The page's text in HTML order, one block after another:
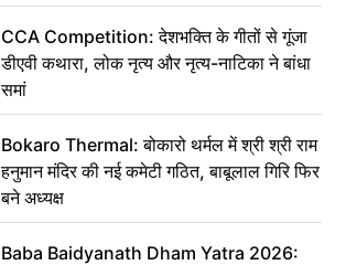
CCA Competition: देशभक्ति के गीतों से गूंजा
डीएवी कथारा, लोक नृत्य और नृत्य-नाटिका ने बांधा
समां
Bokaro Thermal: बोकारो थर्मल में श्री श्री राम
हनुमान मंदिर की नई कमेटी गठित, बाबूलाल गिरि फिर
बने अध्यक्ष
Baba Baidyanath Dham Yatra 2026: